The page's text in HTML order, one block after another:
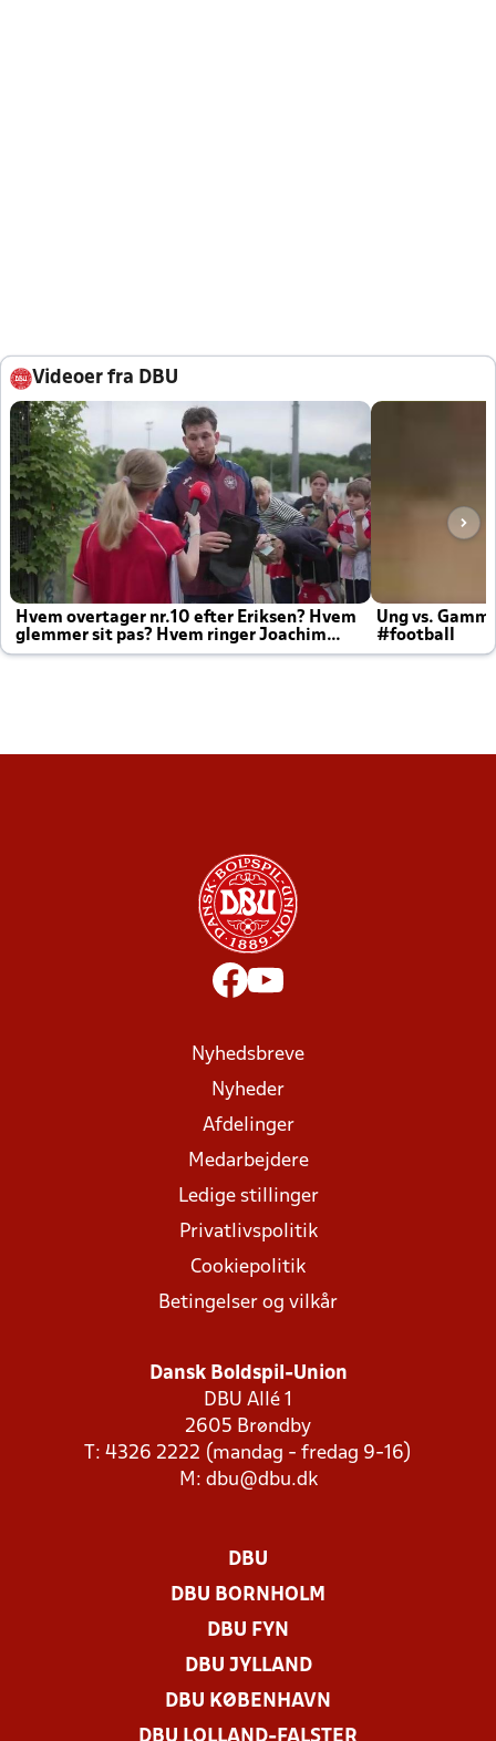
Videoer fra DBU
Hvem overtager nr.10 efter Eriksen? Hvem
glemmer sit pas? Hvem ringer Joachim
altid til efter kampe?
Ung vs.
#football
Nyhedsbreve
Nyheder
Afdelinger
Medarbejdere
Ledige stillinger
Privatlivspolitik
Cookiepolitik
Betingelser og vilkår
Dansk Boldspil-Union
DBU Allé 1
2605 Brøndby
T: 4326 2222 (mandag - fredag 9-16)
M: dbu@dbu.dk
DBU
DBU BORNHOLM
DBU FYN
DBU JYLLAND
DBU KØBENHAVN